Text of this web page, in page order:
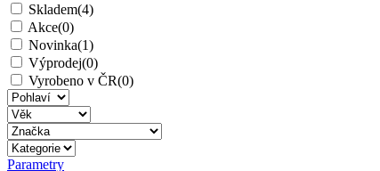
Skladem(4)
Akce(0)
Novinka(1)
Výprodej(0)
Vyrobeno v ČR(0)
Parametry